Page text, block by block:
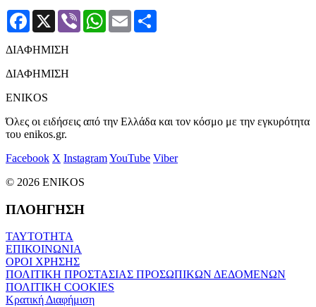
Facebook
X Viber WhatsApp
Email
ΔΙΑΦΗΜΙΣΗ
ΔΙΑΦΗΜΙΣΗ
ENIKOS
Όλες οι ειδήσεις από την Ελλάδα και τον κόσμο με την εγκυρότητα
του enikos.gr.
Facebook X InstagramYouTube Viber
© 2026 ENIKOS
ΠΛΟΗΓΗΣΗ
ΤΑΥΤΟΤΗΤΑ
ΕΠΙΚΟΙΝΩΝΙΑ
ΟΡΟΙ ΧΡΗΣΗΣ
ΠΟΛΙΤΙΚΗ ΠΡΟΣΤΑΣΙΑΣ ΠΡΟΣΩΠΙΚΩΝ ΔΕΔΟΜΕΝΩΝ
ΠΟΛΙΤΙΚΗ COOKIES
Κρατική Διαφήμιση